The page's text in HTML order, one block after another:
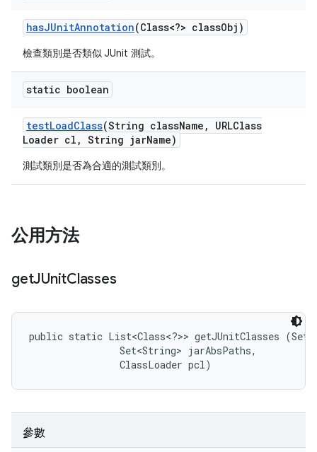
hasJUnitAnnotation(Class<?> classObj)
檢查類別是否類似 JUnit 測試。
static boolean
testLoadClass(String className ,
URLClass
Loader cl , String jarName)
測試類別是否為合適的測試類別。
公用方法
getJUnitClasses
public static List<Class<?>> getJUnitClasses
                Set<String> jarAbsPaths,
                ClassLoader pcl)
參數